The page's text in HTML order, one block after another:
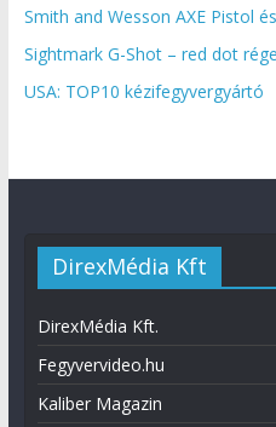
Smith and Wesson AXE Pistol
Sightmark G-Shot – red dot
USA: TOP10 kézifegyvergyártó
DirexMédia Kft
DirexMédia Kft.
Fegyvervideo.hu
Kaliber Magazin